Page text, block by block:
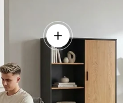
Einzelheiten